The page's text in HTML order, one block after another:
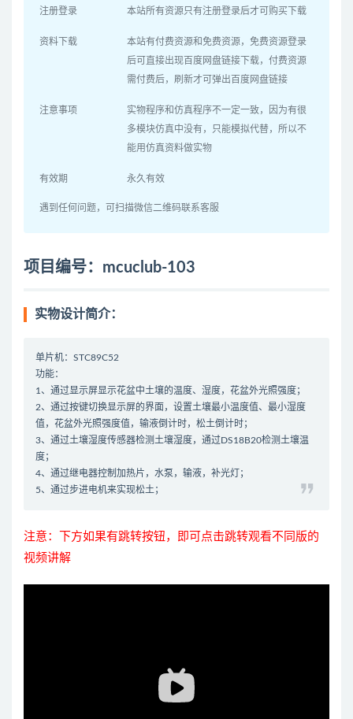
注册登录 本站所有资源只有注册登录后才可购买下载
资料下载
本站有付费资源和免费资源，免费资源登录
后可直接出现百度网盘链接下载，付费资源
需付费后，刷新才可弹出百度网盘链接
注意事项
实物程序和仿真程序不一定一致，因为有很
多模块仿真中没有，只能模拟代替，所以不
能用仿真资料做实物
有效期 永久有效
遇到任何问题，可扫描微信二维码联系客服
项目编号：mcuclub-103
实物设计简介：
单片机：STC89C52
功能：
1、通过显示屏显示花盆中土壤的温度、湿度，花盆外光照强度；
2、通过按键切换显示屏的界面，设置土壤最小温度值、最小湿度
值，花盆外光照强度值，输液倒计时，松土倒计时；
3、通过土壤湿度传感器检测土壤湿度，通过DS18B20检测土壤温
度；
4、通过继电器控制加热片，水泵，输液，补光灯；
5、通过步进电机来实现松土；
注意：下方如果有跳转按钮，即可点击跳转观看不同版的
视频讲解